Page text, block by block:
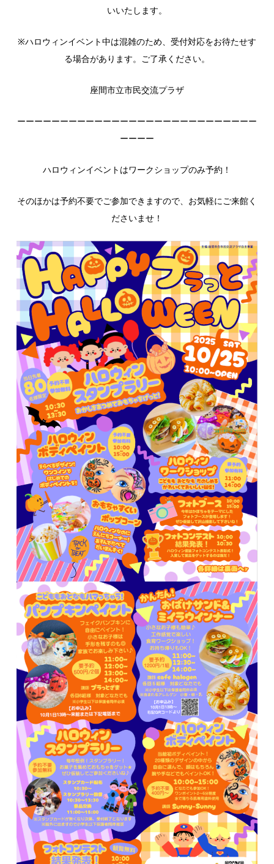
いいたします。
※ハロウィンイベント中は混雑のため、受付対応をお待たせす
る場合があります。ご了承ください。
座間市立市民交流プラザ
ーーーーーーーーーーーーーーーーーーーーーーーーーーーー
ーーーー
ハロウィンイベントはワークショップのみ予約！
そのほかは予約不要でご参加できますので、お気軽にご来館く
ださいませ！